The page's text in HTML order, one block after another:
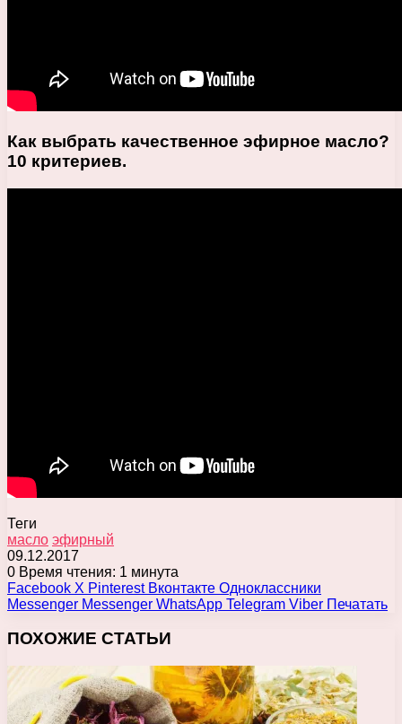
Как выбрать качественное эфирное масло?
10 критериев.
Теги
масло эфирный
09.12.2017
0 Время чтения: 1 минута
Facebook X Pinterest Вконтакте Одноклассники
Messenger Messenger WhatsApp Telegram Viber Печатать
ПОХОЖИЕ СТАТЬИ